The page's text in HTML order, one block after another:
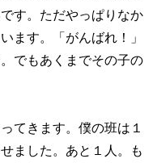
す。ただやっぱりなか
ます。「がんばれ！」
でもあくまでその子の
てきます。僕の班は１
ました。あと１人。も